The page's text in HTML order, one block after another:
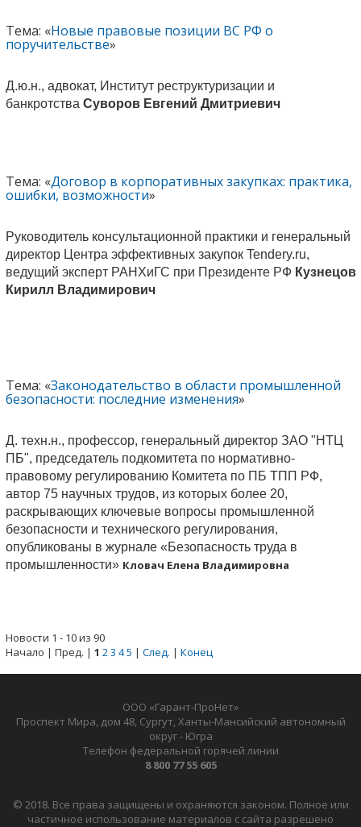
Тема: «Новые правовые позиции ВС РФ о
поручительстве»
Д.ю.н., адвокат, Институт реструктуризации и
банкротства Суворов Евгений Дмитриевич
Тема: «Договор в корпоративных закупках: практика,
ошибки, возможности»
Руководитель консультационной практики и генеральный
директор Центра эффективных закупок Tendery.ru,
ведущий эксперт РАНХиГС при Президенте РФ Кузнецов
Кирилл Владимирович
Тема: «Законодательство в области промышленной
безопасности: последние изменения»
Д. техн.н., профессор, генеральный директор ЗАО "НТЦ
ПБ", председатель подкомитета по нормативно-
правовому регулированию Комитета по ПБ ТПП РФ,
автор 75 научных трудов, из которых более 20,
раскрывающих ключевые вопросы промышленной
безопасности и технического регулирования,
опубликованы в журнале «Безопасность труда в
промышленности» Кловач Елена Владимировна
Новости 1 - 10 из 90
Начало | Пред. | 1 23 45 | След. | Конец
ООО «Гарант-ПроНет»
Проспект Мира, дом 48, Сургут, Ханты-Мансийский автономный
округ - Югра
Телефон федеральной горячей линии
8 800 77 55 605
© 2018. Все права защищены и охраняются законом. Полное или
частичное использование материалов с сайта разрешено